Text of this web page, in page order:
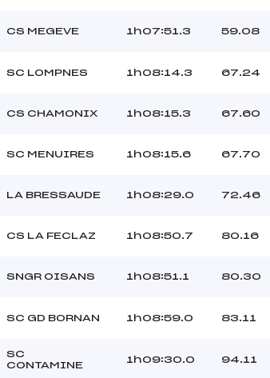
CS MEGEVE 1h07:51.3 59.08
SC LOMPNES 1h08:14.3 67.24
CS CHAMONIX 1h08:15.3 67.60
SC MENUIRES 1h08:15.6 67.70
LA BRESSAUDE 1h08:29.0 72.46
CS LA FECLAZ 1h08:50.7 80.16
SNGR OISANS 1h08:51.1 80.30
SC GD BORNAN 1h08:59.0 83.11
SC
CONTAMINE
1h09:30.0 94.11